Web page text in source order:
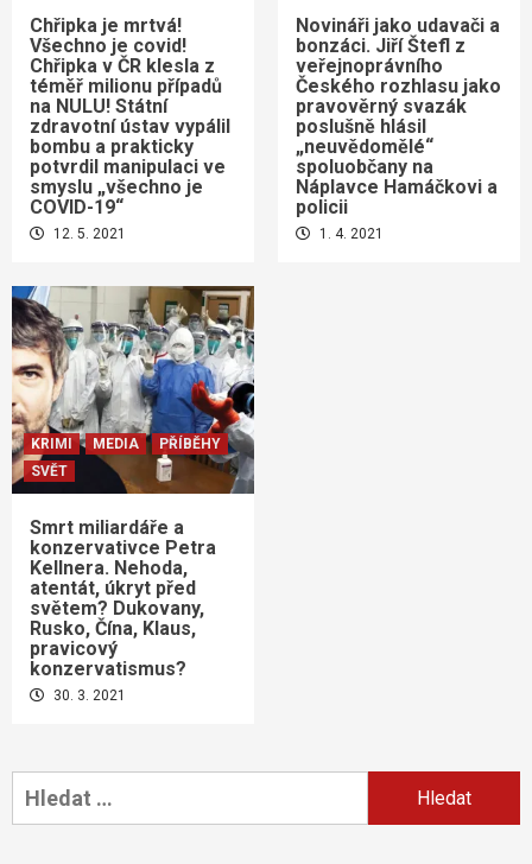
Chřipka je mrtvá!
Všechno je covid!
Chřipka v ČR klesla z
téměř milionu případů
na NULU! Státní
zdravotní ústav vypálil
bombu a prakticky
potvrdil manipulaci ve
smyslu „všechno je
COVID-19“
12. 5. 2021
Novináři jako udavači a
bonzáci. Jiří Štefl z
veřejnoprávního
Českého rozhlasu jako
pravověrný svazák
poslušně hlásil
„neuvědomělé“
spoluobčany na
Náplavce Hamáčkovi a
policii
1. 4. 2021
KRIMI MEDIA
PŘÍBĚHY
SVĚT
Smrt miliardáře a
konzervativce Petra
Kellnera. Nehoda,
atentát, úkryt před
světem? Dukovany,
Rusko, Čína, Klaus,
pravicový
konzervatismus?
30. 3. 2021
Vyhledávání